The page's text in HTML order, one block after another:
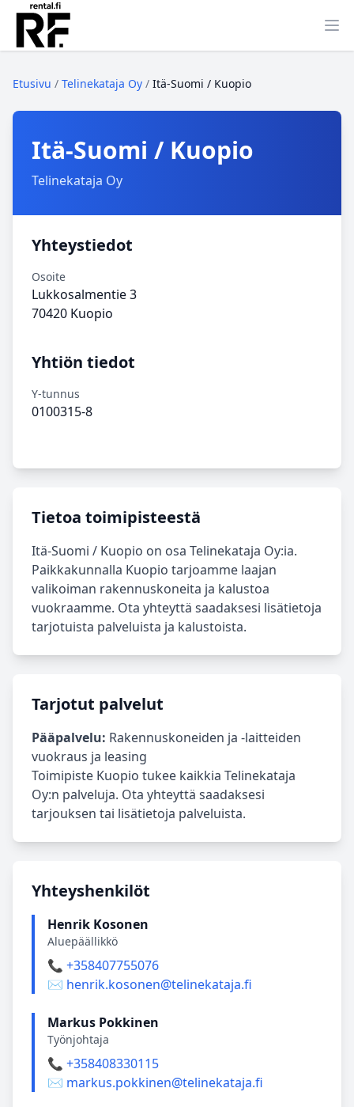
Etusivu / Telinekataja Oy / Itä‑Suomi / Kuopio
Itä‑Suomi / Kuopio
Telinekataja Oy
Yhteystiedot
Osoite
Lukkosalmentie 3
70420 Kuopio
Yhtiön tiedot
Y-tunnus
0100315-8
Tietoa toimipisteestä
Itä‑Suomi / Kuopio on osa Telinekataja Oy:ia.
Paikkakunnalla Kuopio tarjoamme laajan
valikoiman rakennuskoneita ja kalustoa
vuokraamme. Ota yhteyttä saadaksesi lisätietoja
tarjotuista palveluista ja kalustoista.
Tarjotut palvelut
Pääpalvelu: Rakennuskoneiden ja -laitteiden
vuokraus ja leasing
Toimipiste Kuopio tukee kaikkia Telinekataja
Oy:n palveluja. Ota yhteyttä saadaksesi
tarjouksen tai lisätietoja palveluista.
Yhteyshenkilöt
Henrik Kosonen
Aluepäällikkö
📞 +358407755076
✉️ henrik.kosonen@telinekataja.fi
Markus Pokkinen
Työnjohtaja
📞 +358408330115
✉️ markus.pokkinen@telinekataja.fi